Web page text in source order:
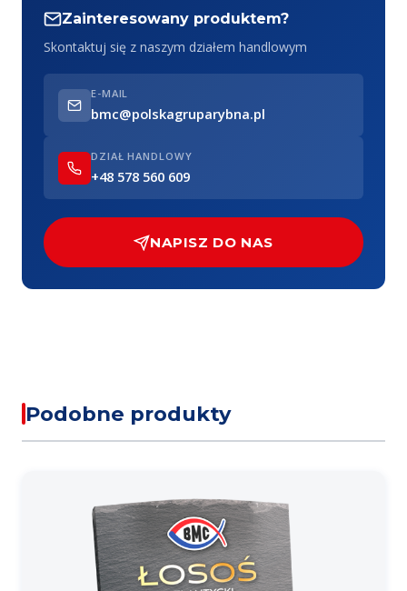
Zainteresowany produktem?
Skontaktuj się z naszym działem handlowym
E-MAIL
bmc@polskagruparybna.pl
DZIAŁ HANDLOWY
+48 578 560 609
NAPISZ DO NAS
Podobne produkty